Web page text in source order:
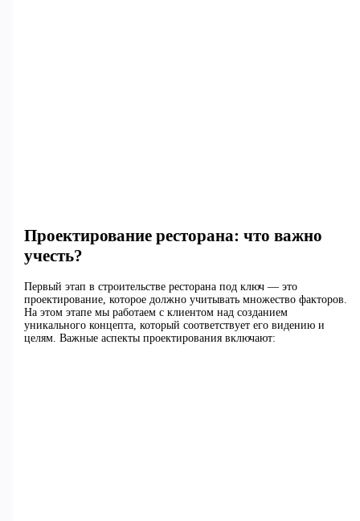
Проектирование ресторана: что важно
учесть?
Первый этап в строительстве ресторана под ключ — это
проектирование, которое должно учитывать множество факторов.
На этом этапе мы работаем с клиентом над созданием
уникального концепта, который соответствует его видению и
целям. Важные аспекты проектирования включают: